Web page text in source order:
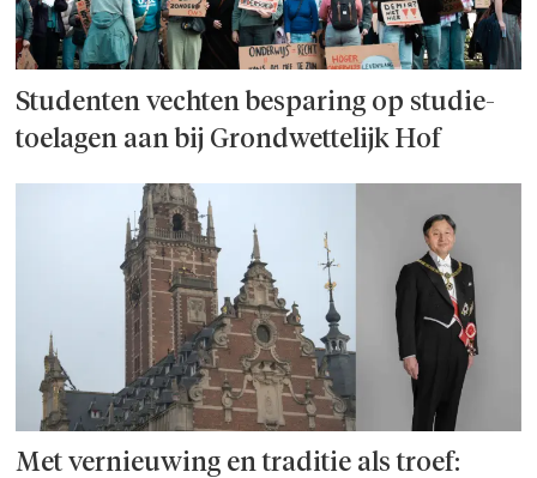
Studenten vechten besparing op studie­
toelagen aan bij Grondwettelijk Hof
Met vernieuwing en traditie als troef: